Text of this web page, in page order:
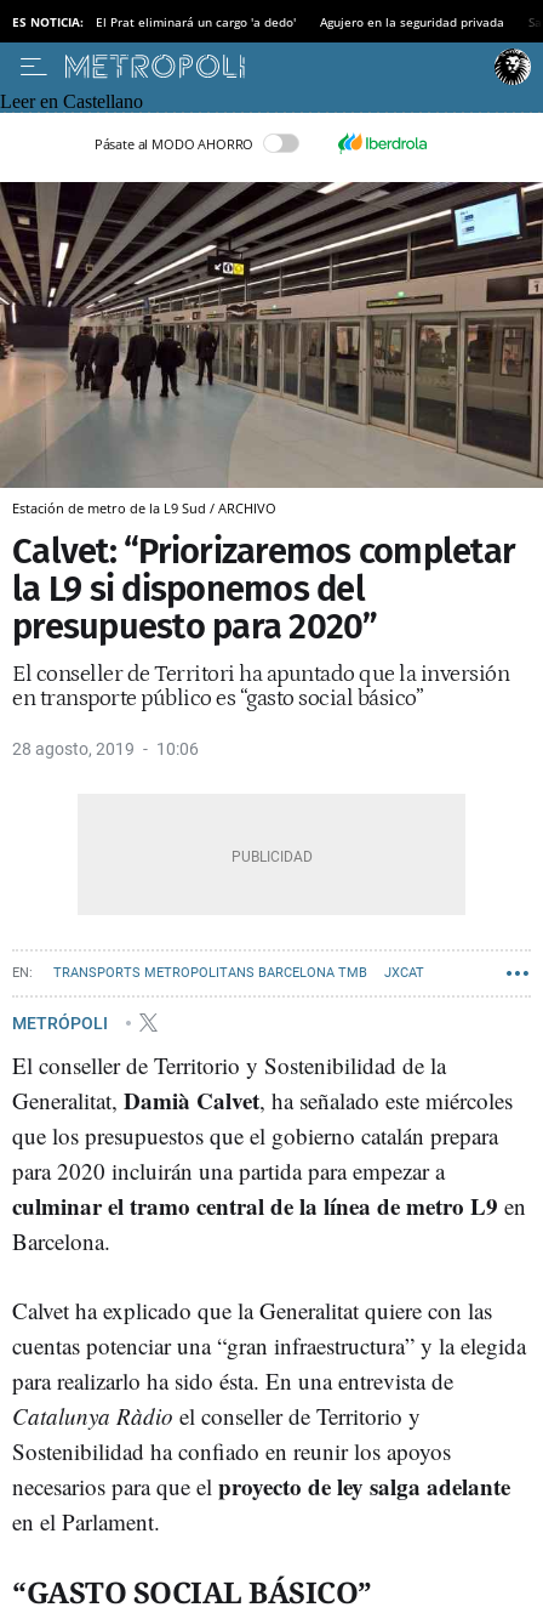
ES NOTICIA: El Prat eliminará un cargo 'a dedo' Agujero en la seguridad privada
Leer en Castellano
Pásate al MODO AHORRO
Estación de metro de la L9 Sud / ARCHIVO
Calvet: “Priorizaremos completar
la L9 si disponemos del
presupuesto para 2020”
El conseller de Territori ha apuntado que la inversión
en transporte público es “gasto social básico”
28 agosto, 2019 10:06
TRANSPORTS METROPOLITANS BARCELONA TMB JXCAT
METRÓPOLI
El conseller de Territorio y Sostenibilidad de la
Generalitat, Damià Calvet, ha señalado este miércoles
que los presupuestos que el gobierno catalán prepara
para 2020 incluirán una partida para empezar a
culminar el tramo central de la línea de metro L9 en
Barcelona.
Calvet ha explicado que la Generalitat quiere con las
cuentas potenciar una “gran infraestructura” y la elegida
para realizarlo ha sido ésta. En una entrevista de
Catalunya Ràdio el conseller de Territorio y
Sostenibilidad ha confiado en reunir los apoyos
necesarios para que el proyecto de ley salga adelante
en el Parlament.
“GASTO SOCIAL BÁSICO”